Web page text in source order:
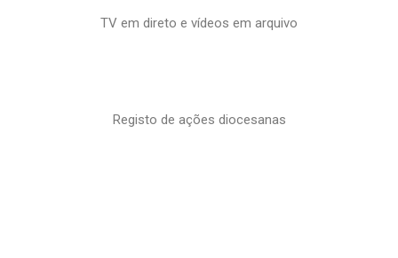
TV em direto e vídeos em arquivo
Registo de ações diocesanas